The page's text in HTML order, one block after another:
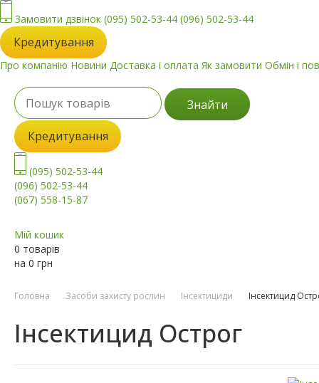
Замовити дзвінок (095) 502-53-44 (096) 502-53-44
Кредитування
Про компанію Новини Доставка і оплата Як замовити Обмін і
Знайти
Кредитування
(095) 502-53-44
(096) 502-53-44
(067) 558-15-87
Мій кошик
0 товарів
на 0 грн
Головна Засоби захисту рослин Інсектициди Інсектицид
Інсектицид Острог